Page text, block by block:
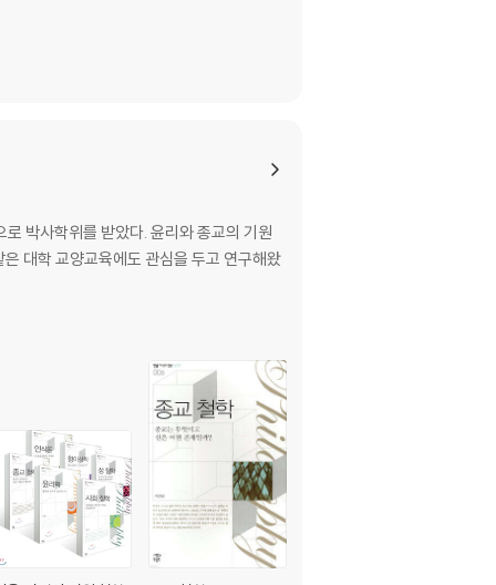
박사학위를 받았다. 윤리와 종교의 기원
대학 교양교육에도 관심을 두고 연구해왔